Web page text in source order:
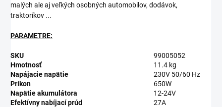
malých ale aj veľkých osobných automobilov, dodávok,
traktoríkov ...
PARAMETRE:
SKU
99005052
Hmotnosť
11.4 kg
Napájacie napätie
230V 50/60 Hz
Príkon
650W
Napätie akumulátora
12-24V
Efektívny nabíjací prúd
27A